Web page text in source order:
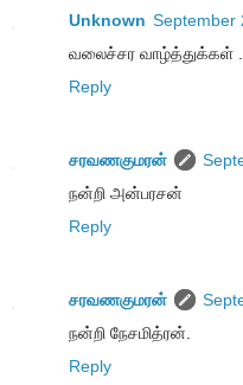
Unknown September
வலைச்சர வாழ்த்துக்கள் ...
Reply
சரவணகுமரன்
நன்றி அன்பரசன்
Reply
சரவணகுமரன்
நன்றி நேசமித்ரன்.
Reply